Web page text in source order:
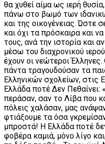
θα χυθεί αίμα ως ιερή
πάνω στο βωμό των
και της οικογένειας. Ώστε
και όχι τα πρόσκαιρα και
τους, ανά την ιστορία και
μέσω του διαχρονικού
έχουν οι νεώτεροι
πάντα τραγουδούσαν τα
Ελληνικών σχολείων, στις
Ελλάδα ποτέ Δεν
περάσαν, σαν το Λίβα που
πόλεις χαλάσαν, μας
φτιάξουμε τα όσα
μπροστά! Η Ελλάδα ποτέ
φοβέρα καμιά, μόνο λίγο